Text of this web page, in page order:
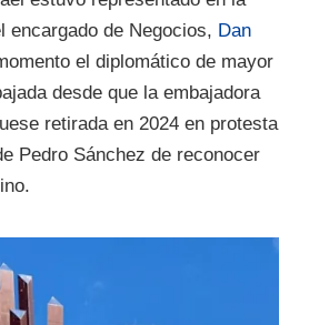
encargado de Negocios, Dan
el diplomático de mayor
desde que la embajadora
retirada en 2024 en protesta
Pedro Sánchez de reconocer